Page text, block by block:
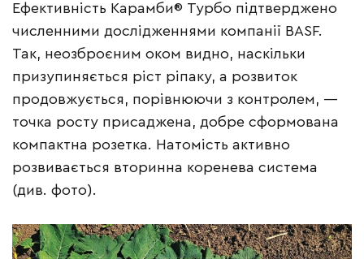
Ефективність Карамби® Турбо підтверджено
численними дослідженнями компанії BASF.
Так, неозброєним оком видно, наскільки
призупиняється ріст ріпаку, а розвиток
продовжується, порівнюючи з контролем, —
точка росту присаджена, добре сформована
компактна розетка. Натомість активно
розвивається вторинна коренева система
(див. фото).